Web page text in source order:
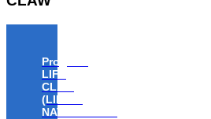
Progetto
LIFE
CLAW
(LIFE18
NAT/IT/000806)